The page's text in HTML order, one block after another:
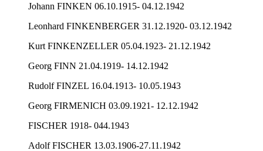
Johann FINKEN 06.10.1915- 04.12.1942
Leonhard FINKENBERGER 31.12.1920- 03.12.1942
Kurt FINKENZELLER 05.04.1923- 21.12.1942
Georg FINN 21.04.1919- 14.12.1942
Rudolf FINZEL 16.04.1913- 10.05.1943
Georg FIRMENICH 03.09.1921- 12.12.1942
FISCHER 1918- 044.1943
Adolf FISCHER 13.03.1906-27.11.1942